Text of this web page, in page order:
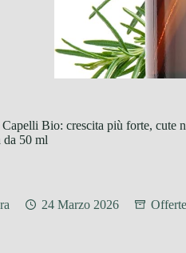
Bio: crescita più forte, cute
da 50 ml
24 Marzo 2026 Offerte